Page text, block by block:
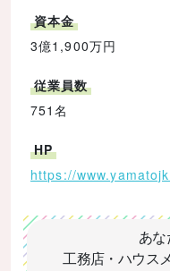
資本金
3億1,900万円
従業員数
751名
HP
https://
あ
工務店・ハウス